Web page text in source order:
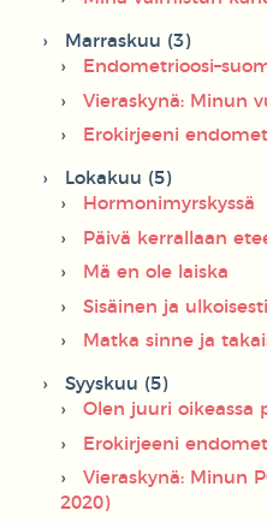
Marraskuu (3)
Vieraskynä: Minun
Erokirjeeni
Lokakuu (5)
Hormonimyrskyssä
Päivä kerrallaan
Mä en ole laiska
Sisäinen ja
Matka sinne ja
Syyskuu (5)
Olen juuri oikeassa
Erokirjeeni
Vieraskynä: Minun
2020)